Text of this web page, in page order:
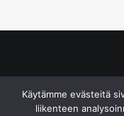
Käytämme evästeitä
liikenteen